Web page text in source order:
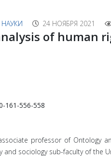
24 НОЯБРЯ 2021
of human
161-556-558
professor of Ontology
sociology sub-faculty of the